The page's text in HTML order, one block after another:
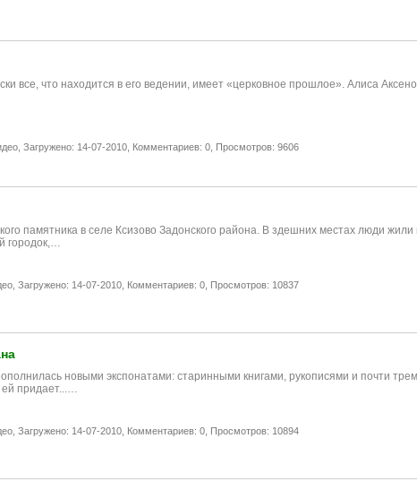
все, что находится в его ведении, имеет «церковное прошлое». Алиса
Загружено: 14-07-2010, Комментариев: 0, Просмотров: 9606
памятника в селе Ксизово Задонского района. В здешних местах люди
городок,…
Загружено: 14-07-2010, Комментариев: 0, Просмотров: 10837
новыми экспонатами: старинными книгами, рукописями и почти
ей придает...…
Загружено: 14-07-2010, Комментариев: 0, Просмотров: 10894